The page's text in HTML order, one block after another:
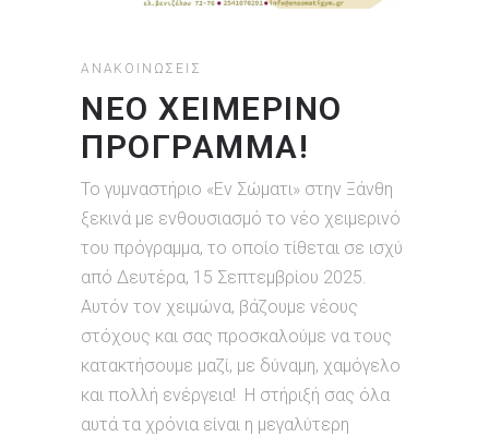
ΑΝΑΚΟΙΝΏΣΕΙΣ
ΝΕΟ ΧΕΙΜΕΡΙΝΟ
ΠΡΟΓΡΑΜΜΑ!
Το γυμναστήριο «Εν Σώματι» στην Ξάνθη
ξεκινά με ενθουσιασμό το νέο χειμερινό
του πρόγραμμα, το οποίο τίθεται σε ισχύ
από Δευτέρα, 15 Σεπτεμβρίου 2025.
Αυτόν τον χειμώνα, βάζουμε νέους
στόχους και σας προσκαλούμε να τους
κατακτήσουμε μαζί, με δύναμη, χαμόγελο
και πολλή ενέργεια! Η στήριξή σας όλα
αυτά τα χρόνια είναι η μεγαλύτερη